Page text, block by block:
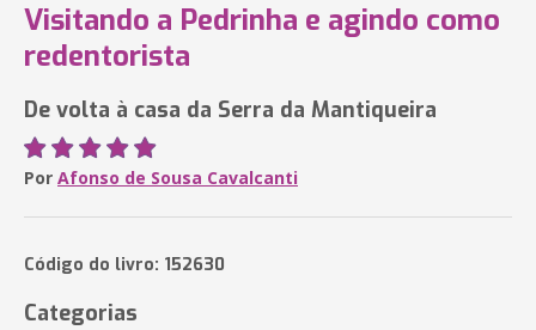
Visitando a Pedrinha e agindo como
redentorista
De volta à casa da Serra da Mantiqueira
Por Afonso de Sousa Cavalcanti
Código do livro: 152630
Categorias